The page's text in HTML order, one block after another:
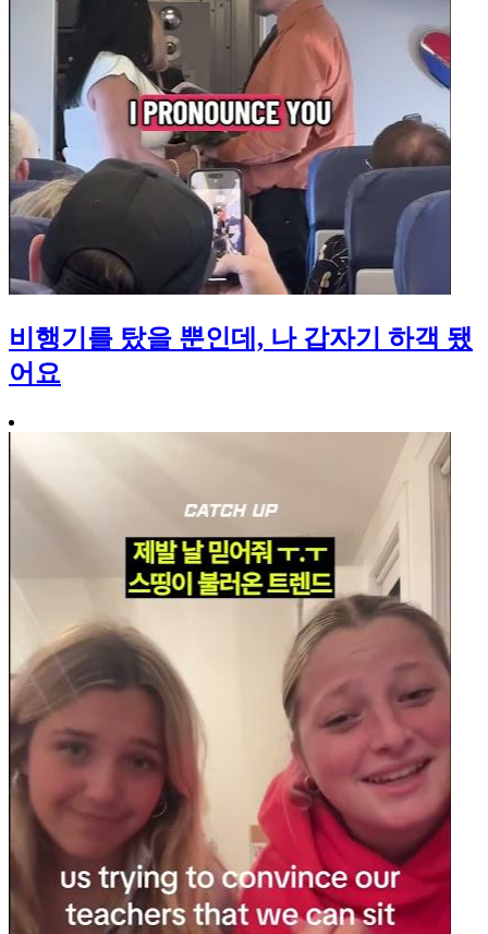
비행기를 탔을 뿐인데, 나 갑자기 하객 됐
어요